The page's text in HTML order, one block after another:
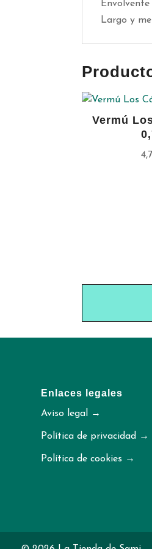
Largo y
Vermú
Enlaces legales
Aviso legal →
Política de privacidad →
Política de cookies →